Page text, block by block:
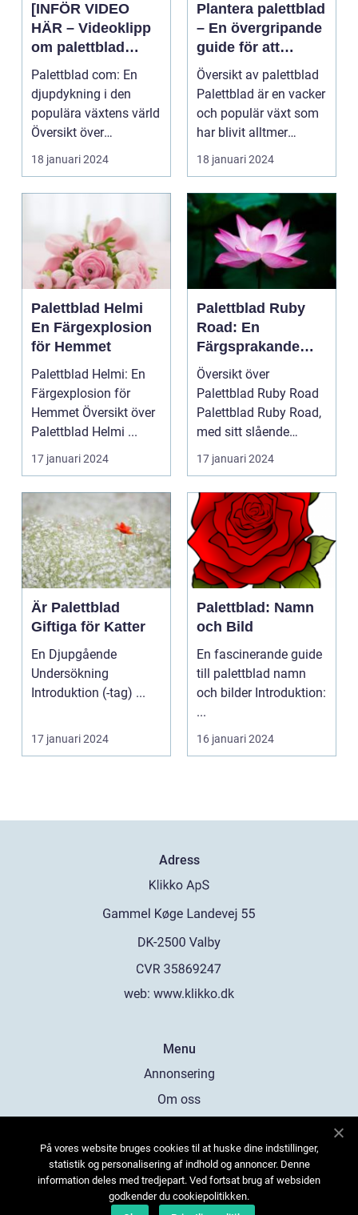
[INFÖR VIDEO
HÄR – Videoklipp
om palettblad
com]
Palettblad com: En
djupdykning i den
populära växtens värld
Översikt över
palettblad com
Palettbl...
18 januari 2024
Plantera palettblad
– En övergripande
guide för att
lyckas med denna
populära växt
Översikt av palettblad
Palettblad är en vacker
och populär växt som
har blivit alltmer
populär blan...
18 januari 2024
Palettblad Helmi
En Färgexplosion
för Hemmet
Palettblad Helmi: En
Färgexplosion för
Hemmet Översikt över
Palettblad Helmi ...
17 januari 2024
Palettblad Ruby
Road: En
Färgsprakande
Favorit för Hem
Översikt över
Palettblad Ruby Road
Palettblad Ruby Road,
med sitt slående
utseende och
färgsprakan...
17 januari 2024
Är Palettblad
Giftiga för Katter
En Djupgående
Undersökning
Introduktion (-tag) ...
17 januari 2024
Palettblad: Namn
och Bild
En fascinerande guide
till palettblad namn
och bilder Introduktion:
...
16 januari 2024
Adress
web: www.klikko.dk
Menu
Annonsering
Om oss
Kontakta oss
Sitemap
På vores website bruges cookies til at huske dine indstillinger,
statistik og personalisering af indhold og annoncer. Denne
information deles med tredjepart. Ved fortsat brug af websiden
godkender du cookiepolitikken.